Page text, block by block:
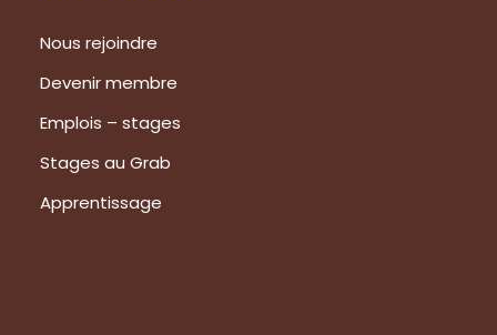
Nous rejoindre
Devenir membre
Emplois – stages
Stages au Grab
Apprentissage